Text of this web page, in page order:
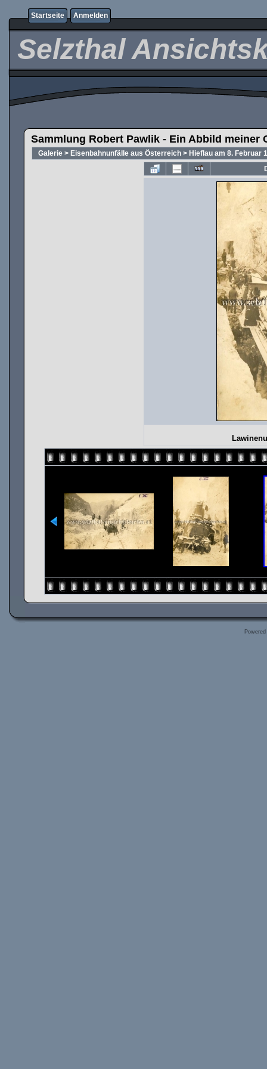
Startseite Anmelden
Selzthal
Sammlung Robert Pawlik - Ein Abbild meiner
Galerie > Eisenbahnunfälle aus Österreich > Hieflau am 8. Februar